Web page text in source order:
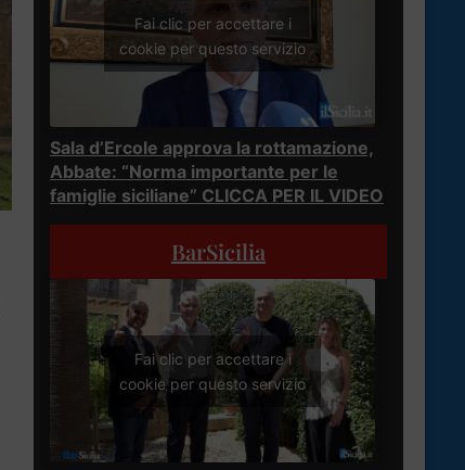
Fai clic per accettare i
cookie per questo servizio
Sala d’Ercole approva la rottamazione,
Abbate: “Norma importante per le
famiglie siciliane” CLICCA PER IL VIDEO
BarSicilia
Fai clic per accettare i
cookie per questo servizio